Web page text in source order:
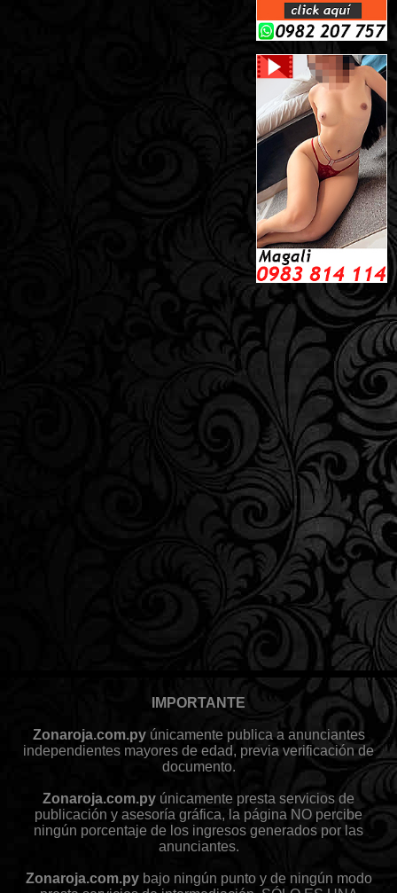
IMPORTANTE
Zonaroja.com.pyúnicamente publica a anunciantes
independientes mayores de edad, previa verificación de
documento.
Zonaroja.com.py únicamente presta servicios de
publicación y asesoría gráfica, la página NO percibe
ningún porcentaje de los ingresos generados por las
anunciantes.
Zonaroja.com.pybajo ningún punto y de ningún modo